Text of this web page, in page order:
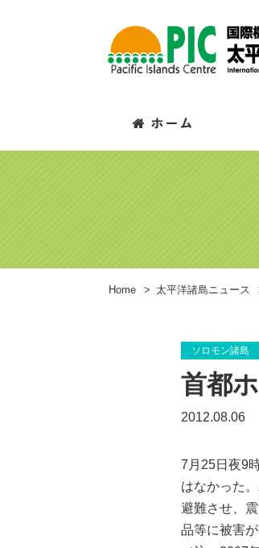
Home > 太平洋諸島ニュース
ソロモン諸島
首都
2012.08.06
7月25日夜9
はなかった
避難させ、
品等に被害